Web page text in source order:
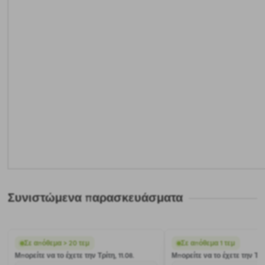
Συνιστώμενα παρασκευάσματα
Σε απόθεμα > 20 τεμ
Μπορείτε να το έχετε την Τρίτη, 11.08.
Σε απόθεμα 1 τεμ
Μπορείτε να το έχετε την